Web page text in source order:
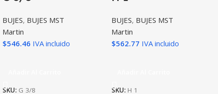
BUJES, BUJES MST
Martin
$546.46 IVA incluido
SKU: G 3/8
BUJES, BUJES MST
Martin
$562.77 IVA incluido
SKU: H 1